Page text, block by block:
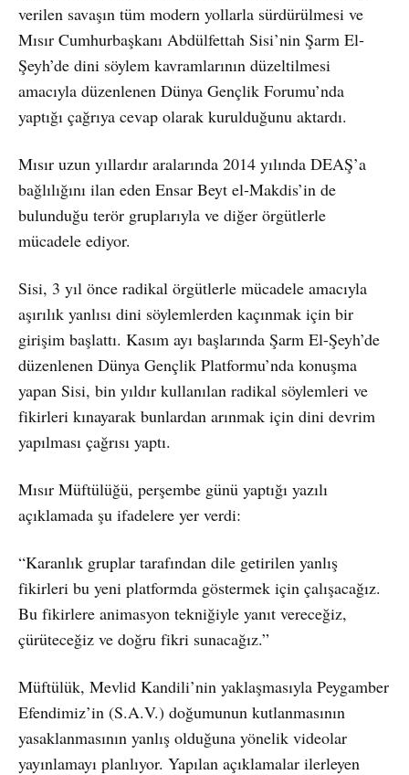
verilen savaşın tüm modern yollarla sürdürülmesi ve
Mısır Cumhurbaşkanı Abdülfettah Sisi’nin Şarm El-
Şeyh’de dini söylem kavramlarının düzeltilmesi
amacıyla düzenlenen Dünya Gençlik Forumu’nda
yaptığı çağrıya cevap olarak kurulduğunu aktardı.
Mısır uzun yıllardır aralarında 2014 yılında DEAŞ’a
bağlılığını ilan eden Ensar Beyt el-Makdis’in de
bulunduğu terör gruplarıyla ve diğer örgütlerle
mücadele ediyor.
Sisi, 3 yıl önce radikal örgütlerle mücadele amacıyla
aşırılık yanlısı dini söylemlerden kaçınmak için bir
girişim başlattı. Kasım ayı başlarında Şarm El-Şeyh’de
düzenlenen Dünya Gençlik Platformu’nda konuşma
yapan Sisi, bin yıldır kullanılan radikal söylemleri ve
fikirleri kınayarak bunlardan arınmak için dini devrim
yapılması çağrısı yaptı.
Mısır Müftülüğü, perşembe günü yaptığı yazılı
açıklamada şu ifadelere yer verdi:
“Karanlık gruplar tarafından dile getirilen yanlış
fikirleri bu yeni platformda göstermek için çalışacağız.
Bu fikirlere animasyon tekniğiyle yanıt vereceğiz,
çürüteceğiz ve doğru fikri sunacağız.”
Müftülük, Mevlid Kandili’nin yaklaşmasıyla Peygamber
Efendimiz’in (S.A.V.) doğumunun kutlanmasının
yasaklanmasının yanlış olduğuna yönelik videolar
yayınlamayı planlıyor. Yapılan açıklamalar ilerleyen